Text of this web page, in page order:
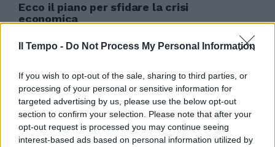
Il Tempo - Do Not Process My Personal Information
If you wish to opt-out of the sale, sharing to third parties, or
processing of your personal or sensitive information for
targeted advertising by us, please use the below opt-out
section to confirm your selection. Please note that after your
opt-out request is processed you may continue seeing
interest-based ads based on personal information utilized by
Ecco il piano per sfidare la crisi
economica
Dieci milioni per sfidare la
povertà nel Lazio
31/12/2011